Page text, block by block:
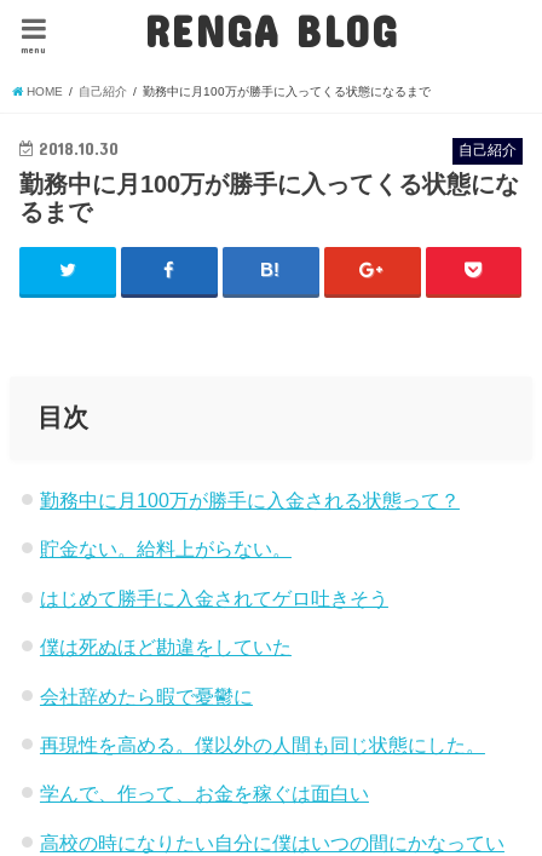
RENGA BLOG
menu
HOME 自己紹介 勤務中に月100万が勝手に入ってくる状態になるまで
自己紹介
2018.10.30
勤務中に月100万が勝手に入ってくる状態にな
るまで
目次
勤務中に月100万が勝手に入金される状態って？
貯金ない。給料上がらない。
はじめて勝手に入金されてゲロ吐きそう
僕は死ぬほど勘違をしていた
会社辞めたら暇で憂鬱に
再現性を高める。僕以外の人間も同じ状態にした。
学んで、作って、お金を稼ぐは面白い
高校の時になりたい自分に僕はいつの間にかなってい